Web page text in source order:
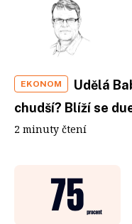
EKONOM
Udělá
chudší? Blíží se
2 minuty čtení